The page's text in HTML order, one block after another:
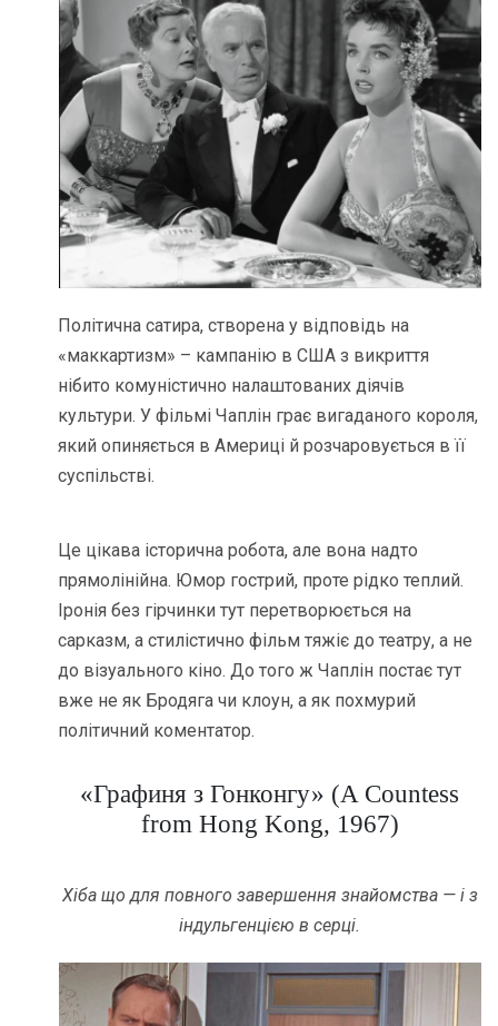
Політична сатира, створена у відповідь на
«маккартизм» – кампанію в США з викриття
нібито комуністично налаштованих діячів
культури. У фільмі Чаплін грає вигаданого короля,
який опиняється в Америці й розчаровується в її
суспільстві.
Це цікава історична робота, але вона надто
прямолінійна. Юмор гострий, проте рідко теплий.
Іронія без гірчинки тут перетворюється на
сарказм, а стилістично фільм тяжіє до театру, а не
до візуального кіно. До того ж Чаплін постає тут
вже не як Бродяга чи клоун, а як похмурий
політичний коментатор.
«Графиня з Гонконгу» (A Countess
from Hong Kong, 1967)
Хіба що для повного завершення знайомства — і з
індульгенцією в серці.